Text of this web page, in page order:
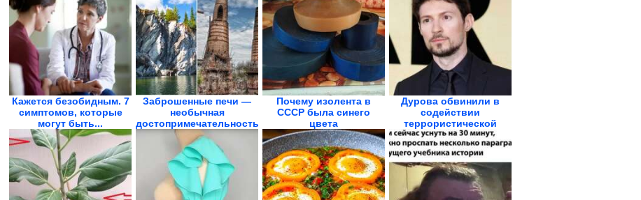
Кажется безобидным. 7
симптомов, которые
могут быть...
Заброшенные печи —
необычная
достопримечательность
Карелии
Почему изолента в
СССР была синего
цвета
Дурова обвинили в
содействии
террористической
деятельности